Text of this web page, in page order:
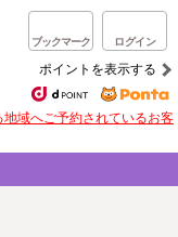
ブックマーク ログイン
ポイントを表示する
地域へご予約されているお客